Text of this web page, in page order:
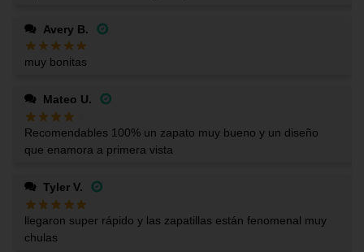
Avery B.
muy bonitas
Mateo U.
Recomendables 100% un zapato muy bueno y un diseño
que enamora a primera vista
Tyler V.
llegaron super rápido y las zapatillas están fenomenal muy
chulas